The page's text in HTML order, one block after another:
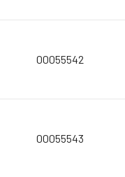
00055542
00055543